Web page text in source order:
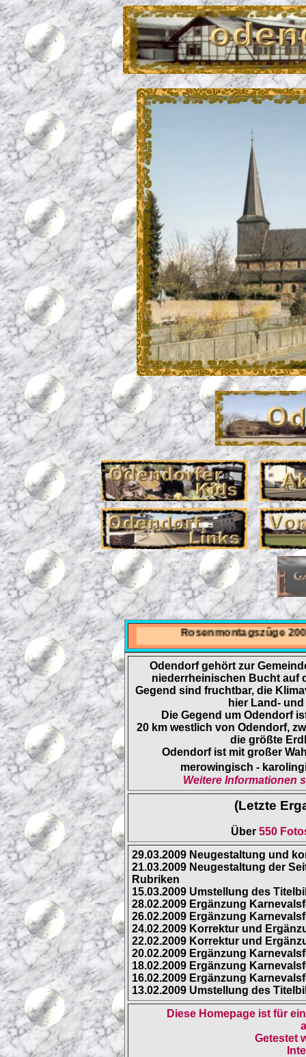
Rosenmontagszüge 2005
Odendorf gehört zur
niederrheinischen Bucht auf
Gegend sind fruchtbar, die
hier Land-
Die Gegend um Odendorf
20 km westlich von Odendorf,
die größte
Odendorf ist mit großer
merowingisch -
Weitere Informationen
(Letzte
Über 550
29.03.2009 Neugestaltung und
21.03.2009 Neugestaltung der
Rubriken
15.03.2009 Umstellung des
28.02.2009 Ergänzung
26.02.2009 Ergänzung
24.02.2009 Korrektur und
22.02.2009 Korrektur und
20.02.2009 Ergänzung
18.02.2009 Ergänzung
16.02.2009 Ergänzung
13.02.2009 Umstellung des
Diese Homepage ist für
Getestet